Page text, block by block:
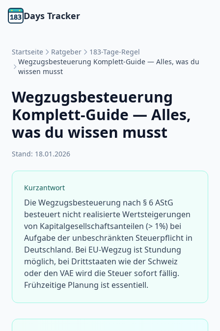
Days Tracker
Startseite Ratgeber
183-Tage-Regel
Wegzugsbesteuerung Komplett-Guide — Alles, was du
wissen musst
Wegzugsbesteuerung
Komplett-Guide — Alles,
was du wissen musst
Stand: 18.01.2026
Kurzantwort
Die Wegzugsbesteuerung nach § 6 AStG
besteuert nicht realisierte Wertsteigerungen
von Kapitalgesellschaftsanteilen (> 1%) bei
Aufgabe der unbeschränkten Steuerpflicht in
Deutschland. Bei EU-Wegzug ist Stundung
möglich, bei Drittstaaten wie der Schweiz
oder den VAE wird die Steuer sofort fällig.
Frühzeitige Planung ist essentiell.